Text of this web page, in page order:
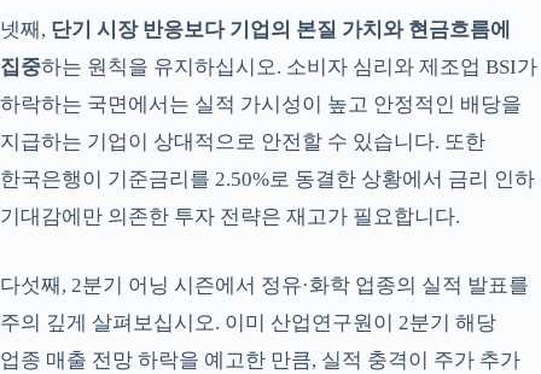
넷째, 단기 시장 반응보다 기업의 본질 가치와 현금흐름에
집중하는 원칙을 유지하십시오. 소비자 심리와 제조업 BSI가
하락하는 국면에서는 실적 가시성이 높고 안정적인 배당을
지급하는 기업이 상대적으로 안전할 수 있습니다. 또한
한국은행이 기준금리를 2.50%로 동결한 상황에서 금리 인하
기대감에만 의존한 투자 전략은 재고가 필요합니다.
다섯째, 2분기 어닝 시즌에서 정유·화학 업종의 실적 발표를
주의 깊게 살펴보십시오. 이미 산업연구원이 2분기 해당
업종 매출 전망 하락을 예고한 만큼, 실적 충격이 주가 추가